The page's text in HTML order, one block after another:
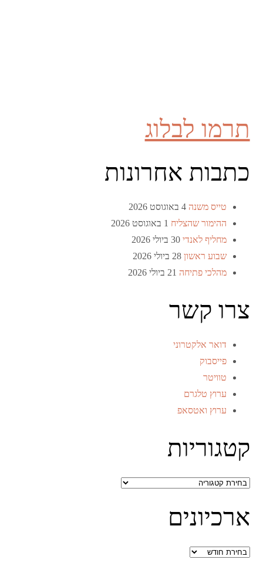
תרמו לבלוג
כתבות אחרונות
טייס משנה 4 באוגוסט 2026
ההימור שהצליח 1 באוגוסט 2026
מחליף לאנדי 30 ביולי 2026
שבוע ראשון 28 ביולי 2026
מהלכי פתיחה 21 ביולי 2026
צרו קשר
דואר אלקטרוני
פייסבוק
טוויטר
ערוץ טלגרם
ערוץ ואטסאפ
קטגוריות
קטגוריות
ארכיונים
ארכיונים